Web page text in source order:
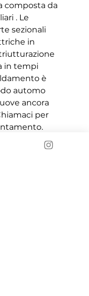
composta da
. Le
sezionali
in
in tempi
è
automo
ancora
per
SRL